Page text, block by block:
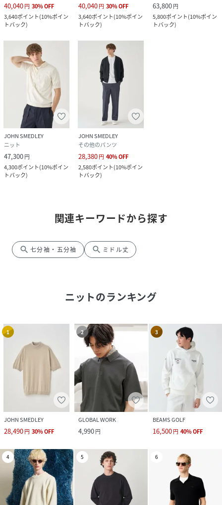
40,040円 30%OFF
3,640ポイント(10%ポイン
トバック)
40,040円 30%OFF
3,640ポイント(10%ポイン
トバック)
63,800円
5,800ポイント(10%ポイン
トバック)
JOHN SMEDLEY
ニット
47,300円
4,300ポイント(10%ポイン
トバック)
JOHN SMEDLEY
その他のパンツ
28,380円 40%OFF
2,580ポイント(10%ポイン
トバック)
関連キーワードから探す
search 七分袖・五分袖 search ミドル丈
ニットのランキング
1
JOHN SMEDLEY
28,490円 30%OFF
2
GLOBAL WORK
4,990円
3
BEAMS GOLF
16,500円 40%OFF
4 5 6